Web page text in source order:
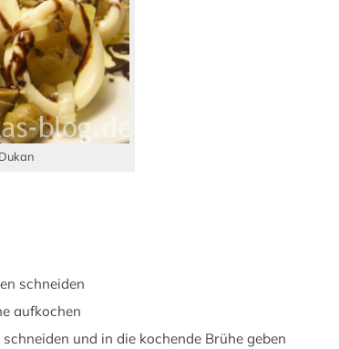
schneiden
aufkochen
und in die kochende Brühe geben